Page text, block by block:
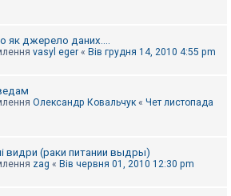
як джерело даних....
vasyl eger « Вів грудня 14, 2010 4:55 pm
Олександр Ковальчук « Чет листопада
видри (раки питании выдры)
zag « Вів червня 01, 2010 12:30 pm